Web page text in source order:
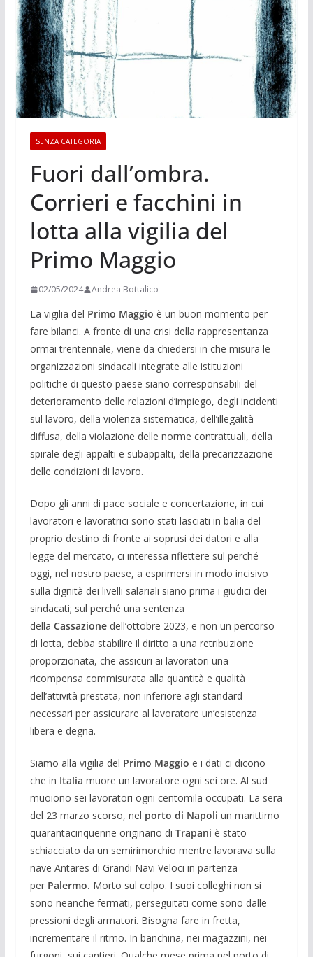
SENZA CATEGORIA
Fuori dall’ombra.
Corrieri e facchini in
lotta alla vigilia del
Primo Maggio
02/05/2024 Andrea Bottalico
La vigilia del Primo Maggio è un buon momento per
fare bilanci. A fronte di una crisi della rappresentanza
ormai trentennale, viene da chiedersi in che misura le
organizzazioni sindacali integrate alle istituzioni
politiche di questo paese siano corresponsabili del
deterioramento delle relazioni d’impiego, degli incidenti
sul lavoro, della violenza sistematica, dell’illegalità
diffusa, della violazione delle norme contrattuali, della
spirale degli appalti e subappalti, della precarizzazione
delle condizioni di lavoro.
Dopo gli anni di pace sociale e concertazione, in cui
lavoratori e lavoratrici sono stati lasciati in balia del
proprio destino di fronte ai soprusi dei datori e alla
legge del mercato, ci interessa riflettere sul perché
oggi, nel nostro paese, a esprimersi in modo incisivo
sulla dignità dei livelli salariali siano prima i giudici dei
sindacati; sul perché una sentenza
della Cassazionedell’ottobre 2023, e non un percorso
di lotta, debba stabilire il diritto a una retribuzione
proporzionata, che assicuri ai lavoratori una
ricompensa commisurata alla quantità e qualità
dell’attività prestata, non inferiore agli standard
necessari per assicurare al lavoratore un’esistenza
libera e degna.
Siamo alla vigilia del Primo Maggio e i dati ci dicono
che in Italia muore un lavoratore ogni sei ore. Al sud
muoiono sei lavoratori ogni centomila occupati. La sera
del 23 marzo scorso, nel porto di Napoli un marittimo
quarantacinquenne originario di Trapani è stato
schiacciato da un semirimorchio mentre lavorava sulla
nave Antares di Grandi Navi Veloci in partenza
per Palermo. Morto sul colpo. I suoi colleghi non si
sono neanche fermati, perseguitati come sono dalle
pressioni degli armatori. Bisogna fare in fretta,
incrementare il ritmo. In banchina, nei magazzini, nei